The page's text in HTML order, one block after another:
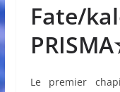
Fate/
Le premier